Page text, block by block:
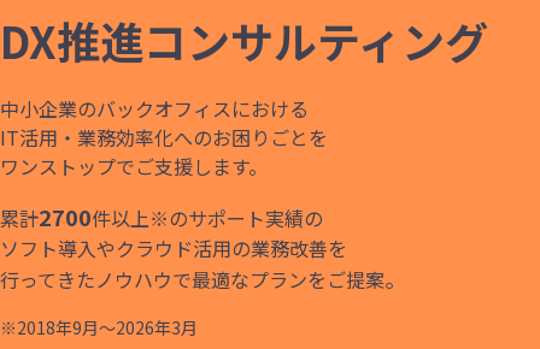
業務DXソリューション
導入事例
業務のお悩みスッキリ通信
よくあるご質問
DX推進コンサルティング
中小企業のバックオフィスにおける
IT活用・業務効率化へのお困りごとを
ワンストップでご支援します。
累計2700件以上※のサポート実績の
ソフト導入やクラウド活用の業務改善を
行ってきたノウハウで最適なプランをご提案。
※2018年9月～2026年3月